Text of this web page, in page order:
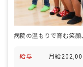
病院の温もりで育む笑
給与 月給